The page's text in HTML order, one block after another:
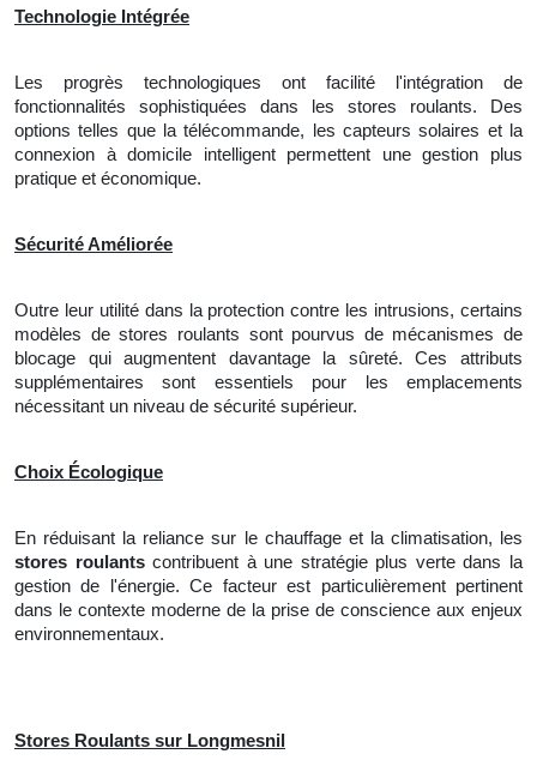
Technologie Intégrée
Les progrès technologiques ont facilité l'intégration de
fonctionnalités sophistiquées dans les stores roulants. Des
options telles que la télécommande, les capteurs solaires et la
connexion à domicile intelligent permettent une gestion plus
pratique et économique.
Sécurité Améliorée
Outre leur utilité dans la protection contre les intrusions, certains
modèles de stores roulants sont pourvus de mécanismes de
blocage qui augmentent davantage la sûreté. Ces attributs
supplémentaires sont essentiels pour les emplacements
nécessitant un niveau de sécurité supérieur.
Choix Écologique
En réduisant la reliance sur le chauffage et la climatisation, les
stores roulantscontribuent à une stratégie plus verte dans la
gestion de l'énergie. Ce facteur est particulièrement pertinent
dans le contexte moderne de la prise de conscience aux enjeux
environnementaux.
Stores Roulants sur Longmesnil